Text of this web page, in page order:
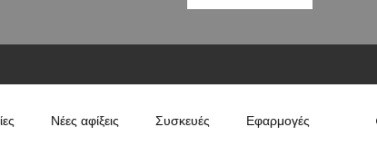
Νέες αφίξεις Συσκευές Εφαρμογές